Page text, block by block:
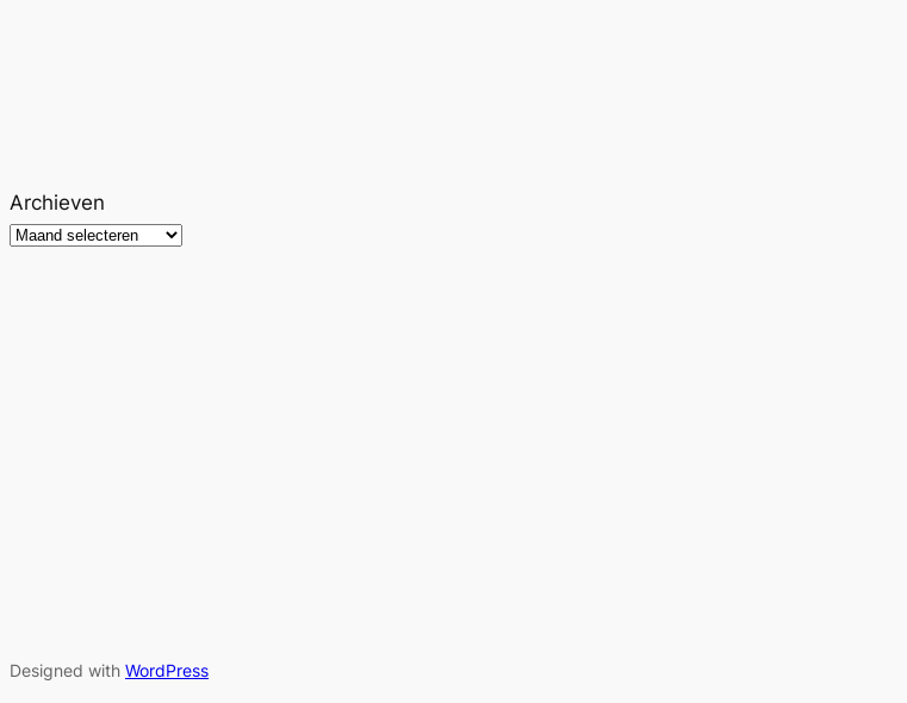
Archieven
Designed with WordPress